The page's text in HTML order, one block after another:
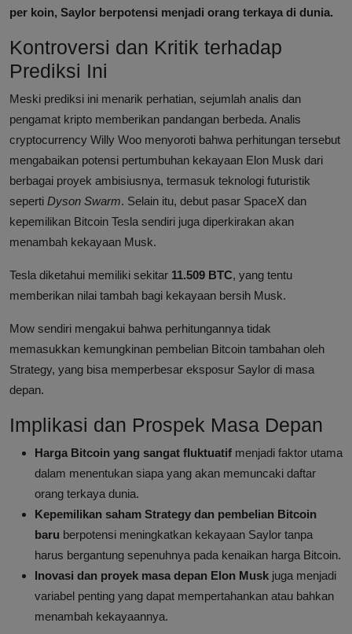
per koin, Saylor berpotensi menjadi orang terkaya di dunia.
Kontroversi dan Kritik terhadap
Prediksi Ini
Meski prediksi ini menarik perhatian, sejumlah analis dan
pengamat kripto memberikan pandangan berbeda. Analis
cryptocurrency Willy Woo menyoroti bahwa perhitungan tersebut
mengabaikan potensi pertumbuhan kekayaan Elon Musk dari
berbagai proyek ambisiusnya, termasuk teknologi futuristik
seperti Dyson Swarm. Selain itu, debut pasar SpaceX dan
kepemilikan Bitcoin Tesla sendiri juga diperkirakan akan
menambah kekayaan Musk.
Tesla diketahui memiliki sekitar 11.509 BTC, yang tentu
memberikan nilai tambah bagi kekayaan bersih Musk.
Mow sendiri mengakui bahwa perhitungannya tidak
memasukkan kemungkinan pembelian Bitcoin tambahan oleh
Strategy, yang bisa memperbesar eksposur Saylor di masa
depan.
Implikasi dan Prospek Masa Depan
Harga Bitcoin yang sangat fluktuatif menjadi faktor utama
dalam menentukan siapa yang akan memuncaki daftar
orang terkaya dunia.
Kepemilikan saham Strategy dan pembelian Bitcoin
baru berpotensi meningkatkan kekayaan Saylor tanpa
harus bergantung sepenuhnya pada kenaikan harga Bitcoin.
Inovasi dan proyek masa depan Elon Musk juga menjadi
variabel penting yang dapat mempertahankan atau bahkan
menambah kekayaannya.